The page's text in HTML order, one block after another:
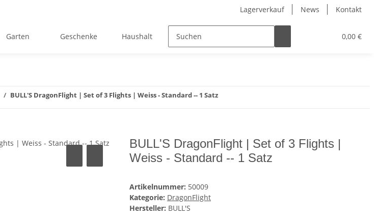
Lagerverkauf News Kontakt
0,00 €
Garten Geschenke Haushalt Kinder Hersteller
BULL'S DragonFlight | Set of 3 Flights | Weiss - Standard -- 1 Satz
BULL'S DragonFlight | Set of 3 Flights |
Weiss - Standard -- 1 Satz
Artikelnummer: 50009
Kategorie: DragonFlight
Hersteller: BULL'S